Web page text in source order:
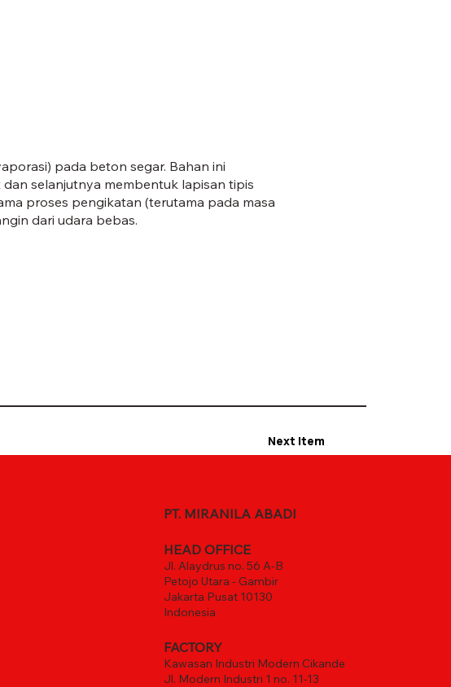
pada beton segar. Bahan ini
selanjutnya membentuk lapisan tipis
proses pengikatan (terutama pada masa
dari udara bebas.
Next Item
PT. MIRANILA ABADI
HEAD OFFICE
Jl. Alaydrus no. 56 A-B
Petojo Utara - Gambir
Jakarta Pusat 10130
Indonesia
FACTORY
Kawasan Industri Modern Cikande
Jl. Modern Industri 1 no. 11-13